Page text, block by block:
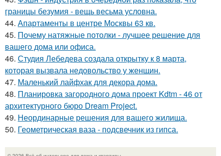
границы безумия - вещь весьма условна.
44. Апартаменты в центре Москвы 63 кв.
45. Почему натяжные потолки - лучшее решение для
вашего дома или офиса.
46. Студия Лебедева создала открытку к 8 марта,
которая вызвала недовольство у женщин.
47. Маленький лайфхак для декора дома.
48. Планировка загородного дома проект Kdtm - 46 от
архитектурного бюро Dream Project.
49. Неординарные решения для вашего жилища.
50. Геометрическая ваза - подсвечник из гипса.